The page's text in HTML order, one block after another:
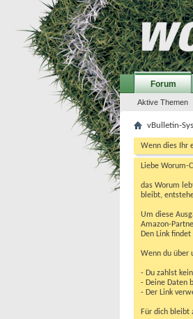
Forum
Aktive Themen
vBulletin-
Wenn dies Ihr
Liebe Worum-
das Worum
bleibt,
Um diese
Amazon-
Den Link
Wenn du über
- Du zahlst
- Deine Daten
- Der Link
Für dich bleibt